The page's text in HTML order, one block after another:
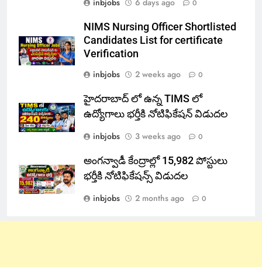
inbjobs
6 days ago 0
NIMS Nursing Officer Shortlisted
Candidates List for certificate
Verification
inbjobs
2 weeks ago 0
హైదరాబాద్ లో ఉన్న TIMS లో
ఉద్యోగాలు భర్తీకి నోటిఫికేషన్ విడుదల
inbjobs
3 weeks ago 0
అంగన్వాడీ కేంద్రాల్లో 15,982 పోస్టులు
భర్తీకి నోటిఫికేషన్స్ విడుదల
inbjobs
2 months ago 0